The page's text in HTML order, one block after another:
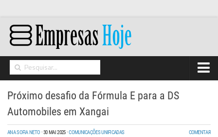
Home
Networking
Segurança
Próximo desafio da Fórmula E para a DS
Automobiles em Xangai
ANA SOFIA NETO ·30 MAI 2025·COMUNICAÇÕES UNIFICADAS COMENTAR